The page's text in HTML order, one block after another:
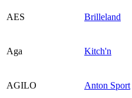
AES Brilleland
Aga Kitch'n
AGILO Anton Sport